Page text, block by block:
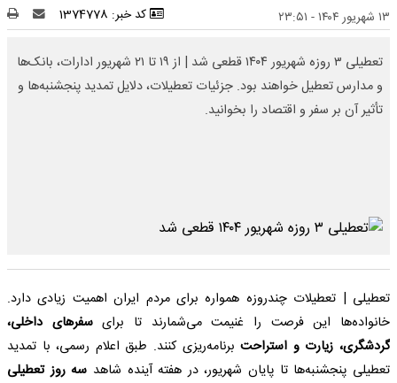
۱۳ شهریور ۱۴۰۴ - ۲۳:۵۱ کد خبر: 1374778
تعطیلی ۳ روزه شهریور ۱۴۰۴ قطعی شد | از ۱۹ تا ۲۱ شهریور ادارات، بانک‌ها
و مدارس تعطیل خواهند بود. جزئیات تعطیلات، دلایل تمدید پنجشنبه‌ها و
تأثیر آن بر سفر و اقتصاد را بخوانید.
تعطیلی | تعطیلات چندروزه همواره برای مردم ایران اهمیت زیادی دارد.
خانواده‌ها این فرصت را غنیمت می‌شمارند تا برایسفرهای داخلی،
گردشگری، زیارت و استراحتبرنامه‌ریزی کنند. طبق اعلام رسمی، با تمدید
تعطیلی پنجشنبه‌ها تا پایان شهریور، در هفته آینده شاهد سه روز تعطیلی